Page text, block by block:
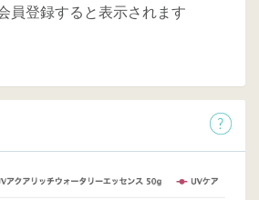
員登録すると表示されます